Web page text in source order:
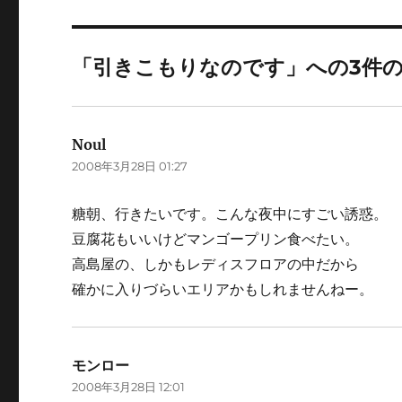
「引きこもりなのです」への3件
Noul
り:
2008年3月28日 01:27
糖朝、行きたいです。こんな夜中にすごい誘惑。
豆腐花もいいけどマンゴープリン食べたい。
高島屋の、しかもレディスフロアの中だから
確かに入りづらいエリアかもしれませんねー。
モンロー
り:
2008年3月28日 12:01